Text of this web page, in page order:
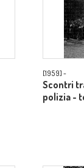
[1959] -
Scontri
polizia -